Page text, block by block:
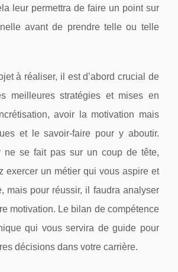
leur permettra de faire un point sur
avant de prendre telle ou telle
à réaliser, il est d’abord crucial de
meilleures stratégies et mises en
avoir la motivation mais
et le savoir-faire pour y aboutir.
ne se fait pas sur un coup de tête,
exercer un métier qui vous aspire et
mais pour réussir, il faudra analyser
motivation. Le bilan de compétence
qui vous servira de guide pour
décisions dans votre carrière.